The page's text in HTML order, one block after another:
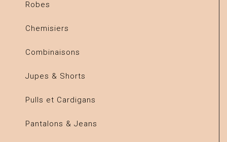
Robes
Chemisiers
Combinaisons
Jupes & Shorts
Pulls et Cardigans
Pantalons & Jeans